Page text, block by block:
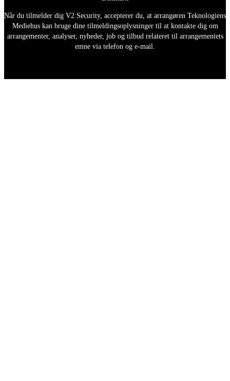
Når du tilmelder dig V2 Security, accepterer du, at arrangøren Teknologiens
Mediehus kan bruge dine tilmeldingsoplysninger til at kontakte dig om
arrangementer, analyser, nyheder, job og tilbud relateret til arrangementets
emne via telefon og e-mail.